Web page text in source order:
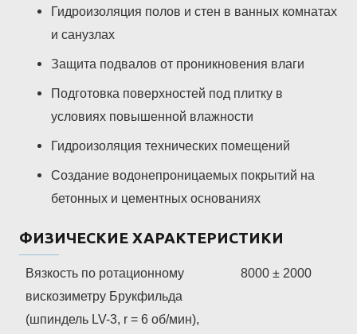
Гидроизоляция полов и стен в ванных комнатах
и санузлах
Защита подвалов от проникновения влаги
Подготовка поверхностей под плитку в
условиях повышенной влажности
Гидроизоляция технических помещений
Создание водонепроницаемых покрытий на
бетонных и цементных основаниях
ФИЗИЧЕСКИЕ ХАРАКТЕРИСТИКИ
Вязкость по ротационному
вискозиметру Брукфильда
(шпиндель LV-3, r = 6 об/мин),
8000 ± 2000